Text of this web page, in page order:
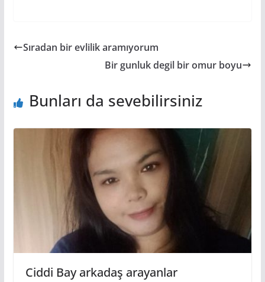
Sıradan bir evlilik aramıyorum
Bir gunluk degil bir omur boyu
Bunları da sevebilirsiniz
Ciddi Bay arkadaş arayanlar